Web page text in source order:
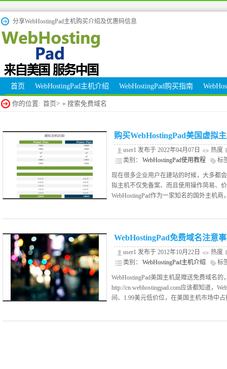
分享WebHostingPad主机购买介绍及优惠码信息
首页 WebHostingPad主机介绍 WebHostingPad购买指南
你的位置: 首页> » 搜索免费域名
购买WebHostingPad美国虚拟
user1 发布于 2022年04月07日
热度
类别：
WebHostingPad使用教程
标
名
免费域名 美国虚拟主机
现在很多企业用户在建站的时候，大多都
拟主机不仅免备案、而且使用操作简易、
WebHostingPad作为一家知名的国外主机
WebHostingPad免费域名注意
user1 发布于 2012年10月22日
热度
类别：
WebHostingPad主机介绍 标
WebHostingPad美国主机是赠送免费域名
http://cn.webhostingpad.com应该都知道，
间、1.99美元低价位，在美国主机市场中